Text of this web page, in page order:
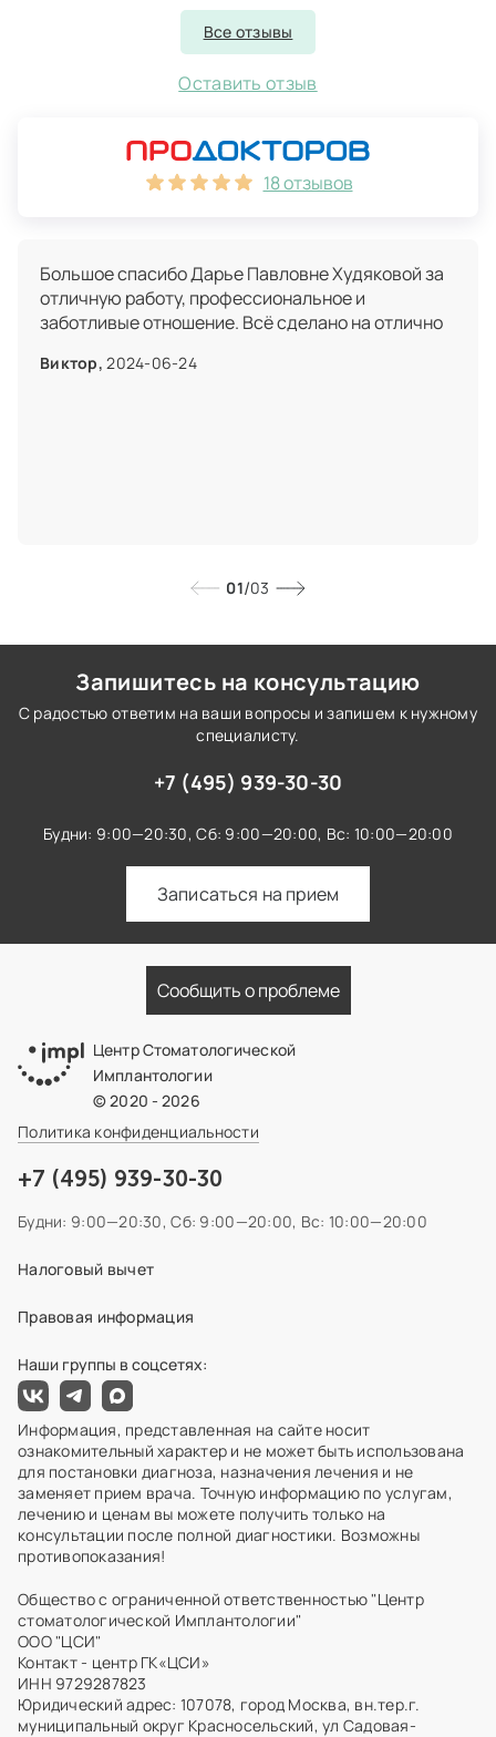
Все отзывы
Оставить отзыв
18 отзывов
Большое спасибо Дарье Павловне Худяковой за
отличную работу, профессиональное и
заботливые отношение. Всё сделано на отлично
Виктор, 2024-06-24
01/03
Запишитесь на консультацию
С радостью ответим на ваши вопросы и запишем к нужному
специалисту.
+7 (495) 939-30-30
Будни: 9:00—20:30, Сб: 9:00—20:00, Вс: 10:00—20:00
Записаться на прием
Сообщить о проблеме
Центр Стоматологической
Имплантологии
© 2020 - 2026
Политика конфиденциальности
+7 (495) 939-30-30
Будни: 9:00—20:30, Сб: 9:00—20:00, Вс: 10:00—20:00
Налоговый вычет
Наши группы в соцсетях:
Правовая информация
Информация, представленная на сайте носит
ознакомительный характер и не может быть использована
для постановки диагноза, назначения лечения и не
заменяет прием врача. Точную информацию по услугам,
лечению и ценам вы можете получить только на
консультации после полной диагностики. Возможны
противопоказания!
Общество с ограниченной ответственностью "Центр
стоматологической Имплантологии"
ООО "ЦСИ"
Контакт - центр ГК«ЦСИ»
ИНН 9729287823
Юридический адрес: 107078, город Москва, вн.тер.г.
муниципальный округ Красносельский, ул Садовая-